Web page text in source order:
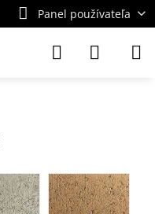
Panel používateľa